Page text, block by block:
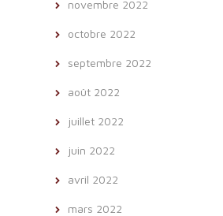
novembre 2022
octobre 2022
septembre 2022
août 2022
juillet 2022
juin 2022
avril 2022
mars 2022